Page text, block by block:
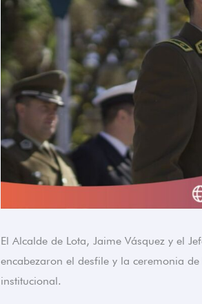
El Alcalde de Lota, Jaime Vásquez y el
encabezaron el desfile y la ceremonia
institucional.